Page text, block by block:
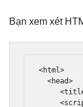
Bạn xem xét
<html>
<head>